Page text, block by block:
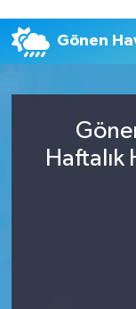
Gönen
Haftalık
Türkiye
Haber Arşivi